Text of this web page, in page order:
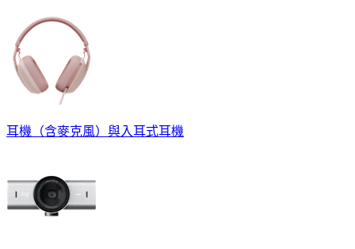
耳機（含麥克風）與入耳式耳機